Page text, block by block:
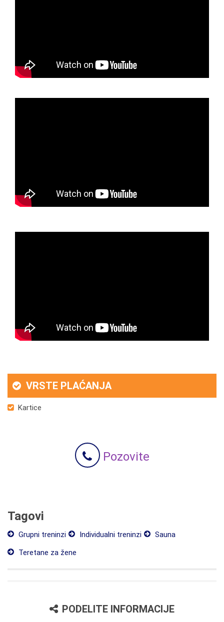
VRSTE PLAĆANJA
Kartice
Pozovite
Tagovi
Grupni treninzi Individualni treninzi
Sauna
Teretane za žene
PODELITE INFORMACIJE